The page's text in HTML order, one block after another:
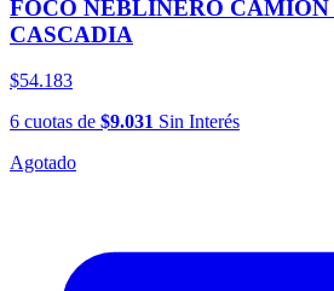
FOCO NEBLINERO
CASCADIA
$54.183
6 cuotas de $9.031 Sin Interés
Agotado